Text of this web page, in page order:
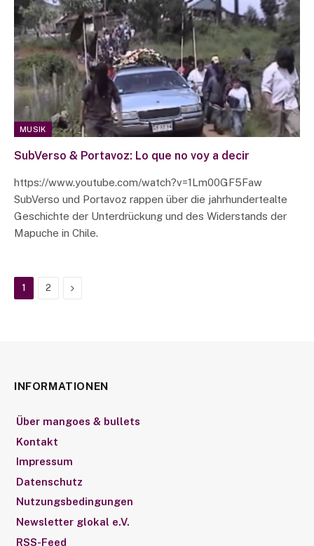
MUSIK
SubVerso & Portavoz: Lo que no voy a decir
https://www.youtube.com/watch?v=1Lm00GF5Faw
SubVerso und Portavoz rappen über die jahrhundertealte
Geschichte der Unterdrückung und des Widerstands der
Mapuche in Chile.
1 2 Next
INFORMATIONEN
Über mangoes & bullets
Kontakt
Impressum
Datenschutz
Nutzungsbedingungen
Newsletter glokal e.V.
RSS-Feed